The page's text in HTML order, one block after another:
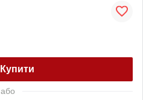
Купити
або